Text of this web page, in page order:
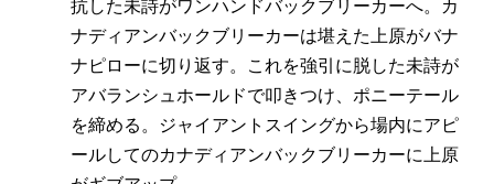
抗した未詩がワンハンドバックブリーカーへ。カ
ナディアンバックブリーカーは堪えた上原がバナ
ナピローに切り返す。これを強引に脱した未詩が
アバランシュホールドで叩きつけ、ポニーテール
を締める。ジャイアントスイングから場内にアピ
ールしてのカナディアンバックブリーカーに上原